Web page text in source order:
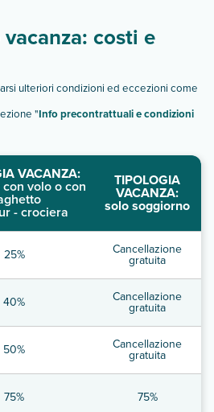
costi e
ulteriori condizioni ed eccezioni come
"Info precontrattuali e condizioni
VACANZA:
volo o con
- crociera
TIPOLOGIA
VACANZA:
solo soggiorno
25% Cancellazione
gratuita
40% Cancellazione
gratuita
50% Cancellazione
gratuita
75% 75%